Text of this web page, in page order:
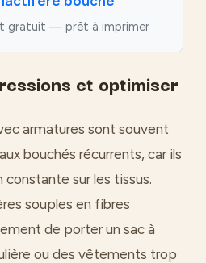
gratuit — prêt à imprimer
et optimiser
armatures sont souvent
bouchés récurrents, car ils
sur les tissus.
souples en fibres
de porter un sac à
ou des vêtements trop